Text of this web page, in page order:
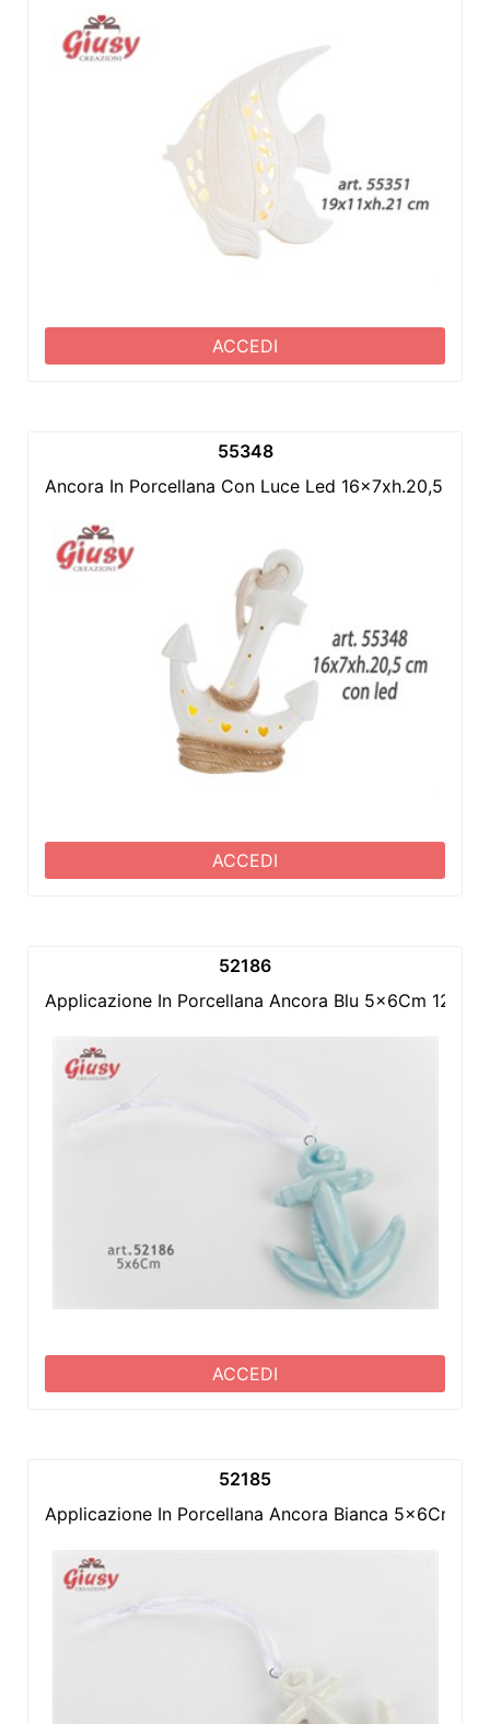
ACCEDI
55348
Ancora In Porcellana Con Luce Led 16x7xh.20,5 Cm
ACCEDI
52186
Applicazione In Porcellana Ancora Blu 5x6Cm
ACCEDI
52185
Applicazione In Porcellana Ancora Bianca 5x6Cm